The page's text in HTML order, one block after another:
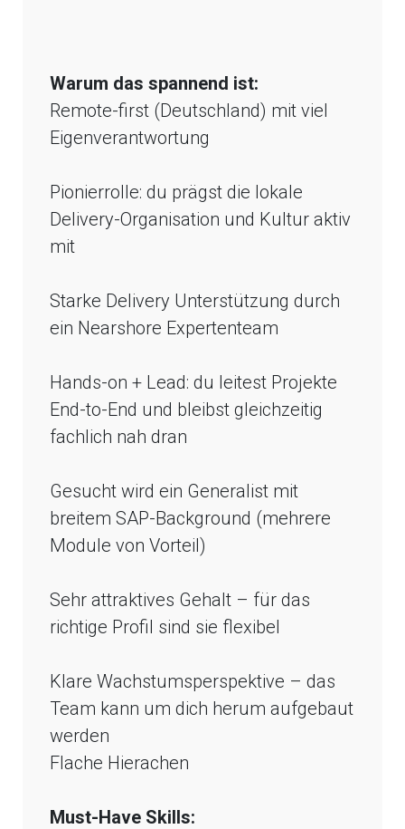
Warum das spannend ist:
Remote-first (Deutschland) mit viel
Eigenverantwortung
Pionierrolle: du prägst die lokale
Delivery-Organisation und Kultur aktiv
mit
Starke Delivery Unterstützung durch
ein Nearshore Expertenteam
Hands-on + Lead: du leitest Projekte
End-to-End und bleibst gleichzeitig
fachlich nah dran
Gesucht wird ein Generalist mit
breitem SAP-Background (mehrere
Module von Vorteil)
Sehr attraktives Gehalt – für das
richtige Profil sind sie flexibel
Klare Wachstumsperspektive – das
Team kann um dich herum aufgebaut
werden
Flache Hierachen
Must-Have Skills: